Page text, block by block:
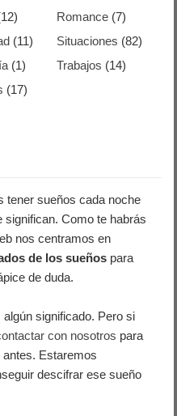
Romance(7)
(11) Situaciones (82)
(1) Trabajos (14)
(17)
tener sueños cada noche
Como te habrás
nos centramos en
de los sueños para
de duda.
significado. Pero si
con nosotros para
Estaremos
descifrar ese sueño